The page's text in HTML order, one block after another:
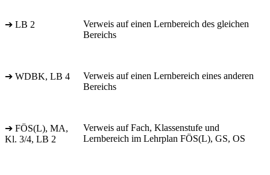
➔ LB 2
Verweis auf einen Lernbereich des gleichen
Bereichs
➔ WDBK, LB 4
Verweis auf einen Lernbereich eines anderen
Bereichs
➔ FÖS(L), MA,
Kl. 3/4, LB 2
Verweis auf Fach, Klassenstufe und
Lernbereich im Lehrplan FÖS(L), GS, OS